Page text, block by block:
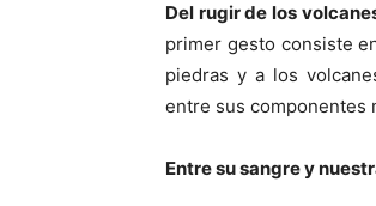
Del rugir de los
primer gesto consiste
piedras y a los
entre sus componentes
Entre su sangre y